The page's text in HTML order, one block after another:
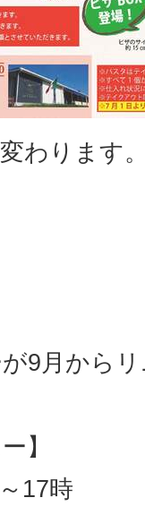
わります
9月から
】
17時